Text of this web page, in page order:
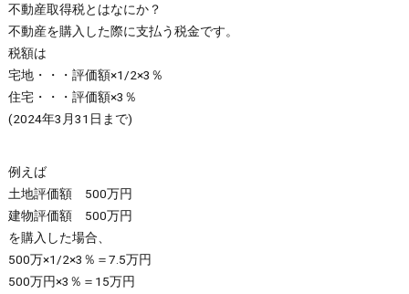
不動産取得税とはなにか？
不動産を購入した際に支払う税金です。
税額は
宅地・・・評価額×1/2×3％
住宅・・・評価額×3％
(2024年3月31日まで)
例えば
土地評価額 500万円
建物評価額 500万円
を購入した場合、
500万×1/2×3％＝7.5万円
500万円×3％＝15万円